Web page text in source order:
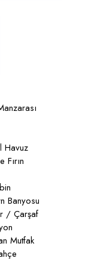
nedeniyle
Havuz
Fırın
Banyosu
/ Çarşaf
Mutfak